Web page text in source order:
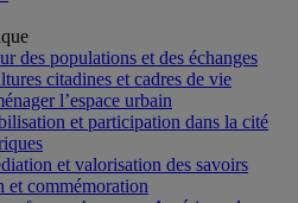
des populations et des échanges
citadines et cadres de vie
l’espace urbain
et participation dans la cité
et valorisation des savoirs
et commémoration